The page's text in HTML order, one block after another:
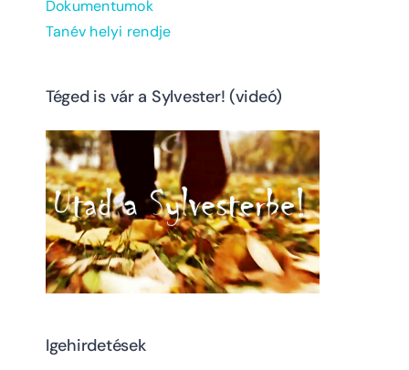
Dokumentumok
Tanév helyi rendje
Téged is vár a Sylvester! (videó)
Igehirdetések